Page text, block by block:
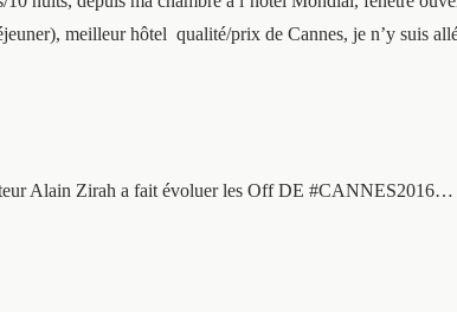
meilleur hôtel qualité/prix de Cannes, je n’y suis
Alain Zirah a fait évoluer les Off DE #CANNES2016…